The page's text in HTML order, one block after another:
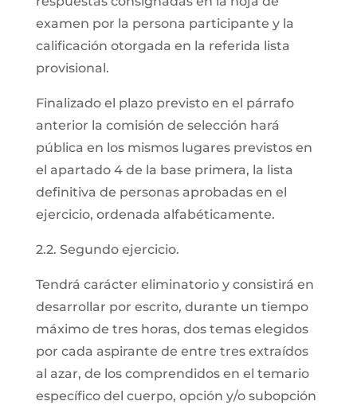
examen por la persona participante y la
calificación otorgada en la referida lista
provisional.
Finalizado el plazo previsto en el párrafo
anterior la comisión de selección hará
pública en los mismos lugares previstos en
el apartado 4 de la base primera, la lista
definitiva de personas aprobadas en el
ejercicio, ordenada alfabéticamente.
2.2. Segundo ejercicio.
Tendrá carácter eliminatorio y consistirá en
desarrollar por escrito, durante un tiempo
máximo de tres horas, dos temas elegidos
por cada aspirante de entre tres extraídos
al azar, de los comprendidos en el temario
específico del cuerpo, opción y/o subopción